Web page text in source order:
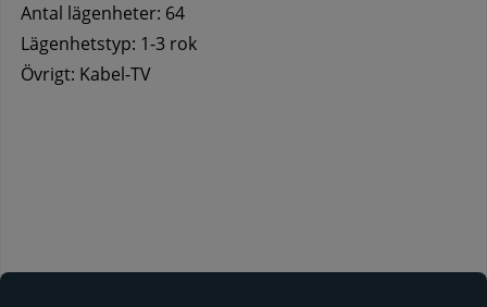
Antal lägenheter: 64
Lägenhetstyp: 1-3 rok
Övrigt: Kabel-TV